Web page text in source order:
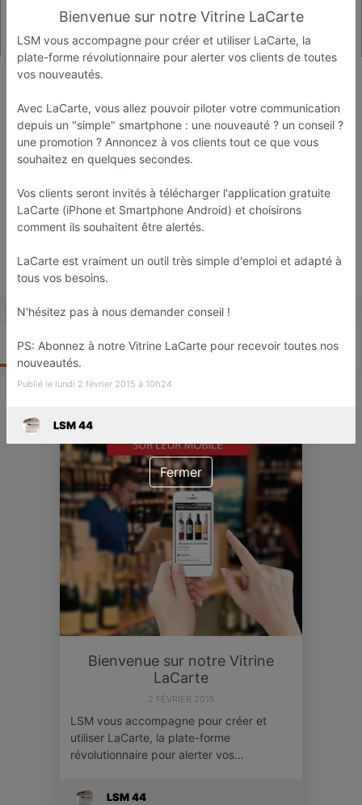
Reze
Favori Contacter
Ouvre demain dès 09:00
Save
Actualité Catalogue Infos
Bienvenue sur notre Vitrine
LaCarte
2 FÉVRIER 2015
LSM vous accompagne pour créer et
utiliser LaCarte, la plate-forme
révolutionnaire pour alerter vos…
LSM 44
Bienvenue sur notre Vitrine LaCarte
LSM vous accompagne pour créer et utiliser LaCarte, la
plate-forme révolutionnaire pour alerter vos clients de toutes
vos nouveautés.
Avec LaCarte, vous allez pouvoir piloter votre communication
depuis un "simple" smartphone : une nouveauté ? un conseil ?
une promotion ? Annoncez à vos clients tout ce que vous
souhaitez en quelques secondes.
Vos clients seront invités à télécharger l'application gratuite
LaCarte (iPhone et Smartphone Android) et choisirons
comment ils souhaitent être alertés.
LaCarte est vraiment un outil très simple d'emploi et adapté à
tous vos besoins.
N'hésitez pas à nous demander conseil !
PS: Abonnez à notre Vitrine LaCarte pour recevoir toutes nos
nouveautés.
Publié le lundi 2 février 2015 à 10h24
LSM 44
Fermer